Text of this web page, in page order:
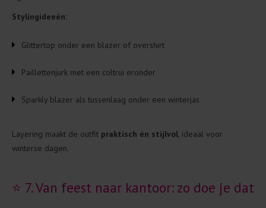
Stylingideeën:
Glittertop onder een blazer of overshirt
Paillettenjurk met een coltrui eronder
Sparkly blazer als tussenlaag onder een winterjas
Layering maakt de outfit praktisch én stijlvol, ideaal voor
winterse dagen.
⭐ 7. Van feest naar kantoor: zo doe je dat